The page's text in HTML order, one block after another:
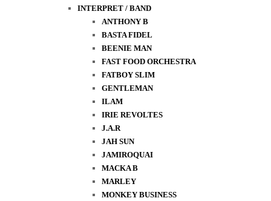
INTERPRET / BAND
ANTHONY B
BASTA FIDEL
BEENIE MAN
FAST FOOD ORCHESTRA
FATBOY SLIM
GENTLEMAN
ILAM
IRIE REVOLTES
J.A.R
JAH SUN
JAMIROQUAI
MACKA B
MARLEY
MONKEY BUSINESS